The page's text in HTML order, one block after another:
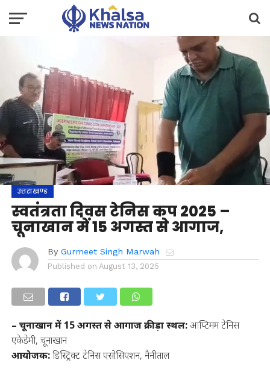
उत्तराखण्ड
स्वतंत्रता दिवस टेनिस कप 2025 –
चूनाखान में 15 अगस्त से आगाज,
By Gurmeet Singh Marwah
Published on August 13, 2025
– चूनाखान में 15 अगस्त से आगाजक्रीड़ा स्थल:आप्टिमम टेनिस
एकेडेमी, चूनाखान
आयोजक:डिस्ट्रिक्ट टेनिस एसोसिएशन, नैनीताल